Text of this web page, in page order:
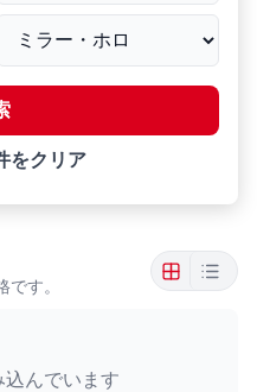
をクリア
す。
んでいます